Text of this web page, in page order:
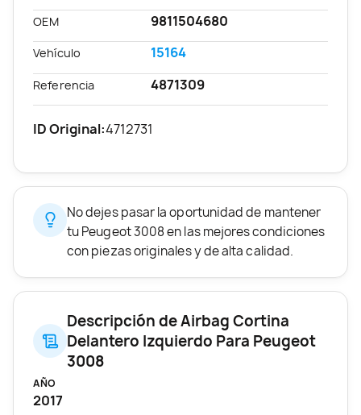
OEM 9811504680
Vehículo 15164
Referencia 4871309
ID Original:4712731
No dejes pasar la oportunidad de mantener
tu Peugeot 3008 en las mejores condiciones
con piezas originales y de alta calidad.
Descripción de Airbag Cortina
Delantero Izquierdo Para Peugeot
3008
AÑO
2017